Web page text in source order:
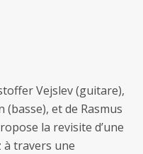
Vejslev (guitare),
et de Rasmus
la revisite d’une
à travers une